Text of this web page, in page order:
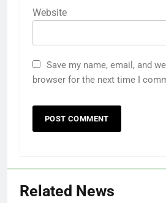
Website
Save my name, email, and
browser for the next time I
Related News